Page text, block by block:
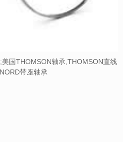
国THOMSON轴承,THOMSON直线
带座轴承